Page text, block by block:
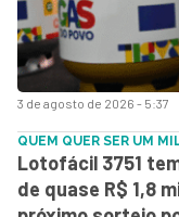
3 de agosto de 2026 - 5:37
QUEM QUER SER UM
Lotofácil 3751
de quase R$ 1,8